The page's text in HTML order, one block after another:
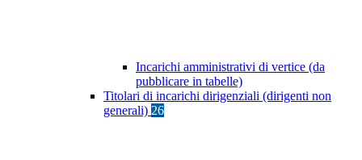
Incarichi amministrativi di vertice (da
pubblicare in tabelle)
Titolari di incarichi dirigenziali (dirigenti non
generali) 26